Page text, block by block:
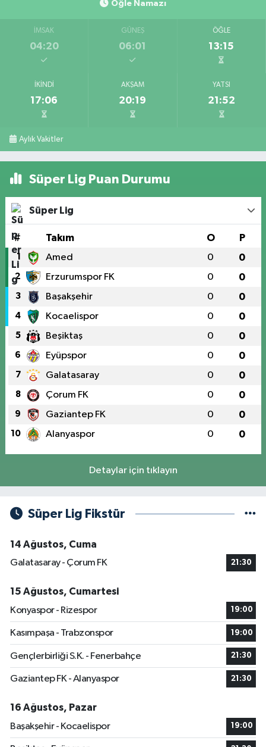
Öğle Namazı
İMSAK
04:20
GÜNEŞ
06:01
ÖĞLE
13:15
İKINDI
17:06
AKŞAM
20:19
YATSI
21:52
Aylık Vakitler
Süper Lig Puan Durumu
Süper Lig
# Takım O P
1 Amed 0 0
2 Erzurumspor FK 0 0
3 Başakşehir 0 0
4 Kocaelispor 0 0
5 Beşiktaş 0 0
6 Eyüpspor 0 0
7 Galatasaray 0 0
8 Çorum FK 0 0
9 Gaziantep FK 0 0
10 Alanyaspor 0 0
Detaylar için tıklayın
Süper Lig Fikstür
14 Ağustos, Cuma
Galatasaray - Çorum FK
21:30
15 Ağustos, Cumartesi
Konyaspor - Rizespor
19:00
Kasımpaşa - Trabzonspor 19:00
Gençlerbirliği S.K. - Fenerbahçe 21:30
Gaziantep FK - Alanyaspor 21:30
16 Ağustos, Pazar
Başakşehir - Kocaelispor
19:00